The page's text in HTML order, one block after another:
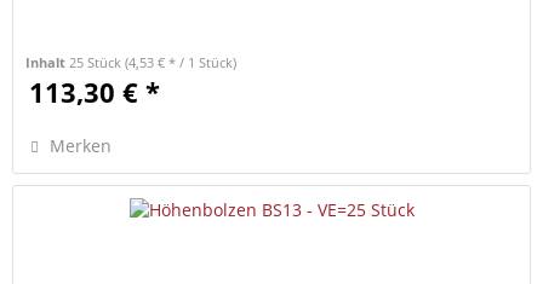
Inhalt25 Stück(4,53 € * / 1 Stück)
113,30 € *
Merken